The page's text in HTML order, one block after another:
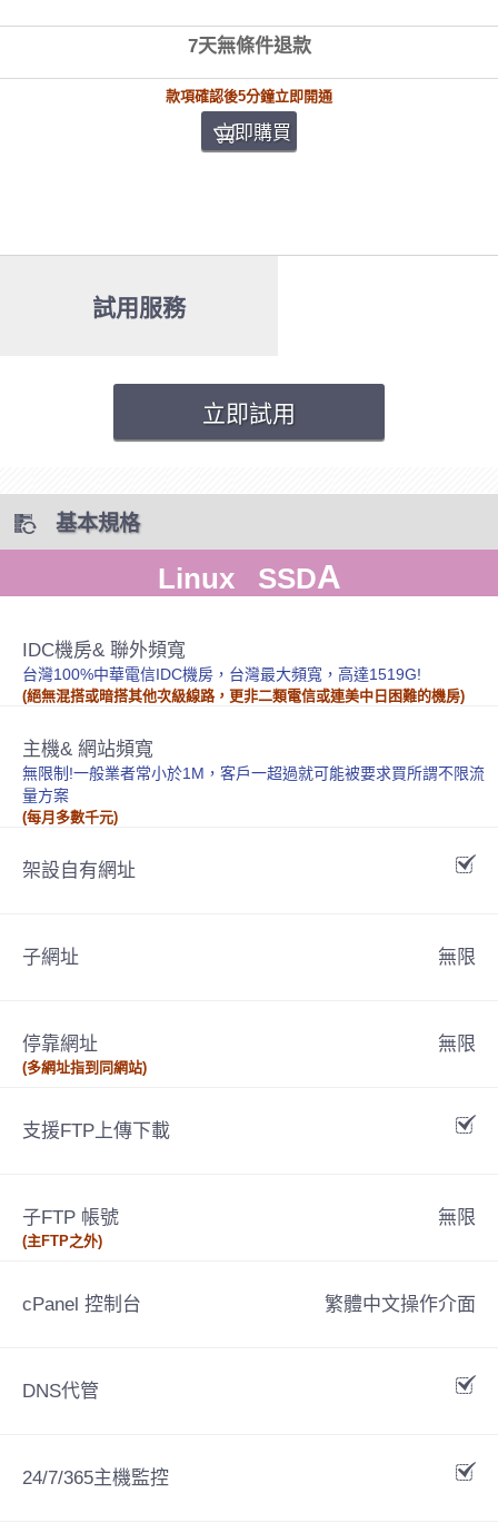
7天無條件退款
款項確認後5分鐘立即開通
立即購買
試用服務
立即試用
基本規格
Linux SSDA
IDC機房& 聯外頻寬
台灣100%中華電信IDC機房，台灣最大頻寬，高達1519G!
(絕無混搭或暗搭其他次級線路，更非二類電信或連美中日困難的機房)
主機& 網站頻寬
無限制!一般業者常小於1M，客戶一超過就可能被要求買所謂不限流
量方案
(每月多數千元)
架設自有網址
子網址 無限
停靠網址
(多網址指到同網站)
無限
支援FTP上傳下載
子FTP 帳號
(主FTP之外)
無限
cPanel 控制台 繁體中文操作介面
DNS代管
24/7/365主機監控